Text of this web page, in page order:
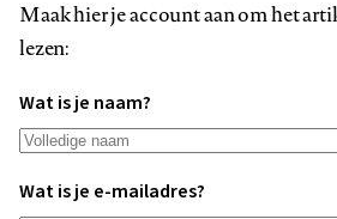
Maak hier je account aan om het
lezen:
Wat is je naam?
Wat is je e-mailadres?